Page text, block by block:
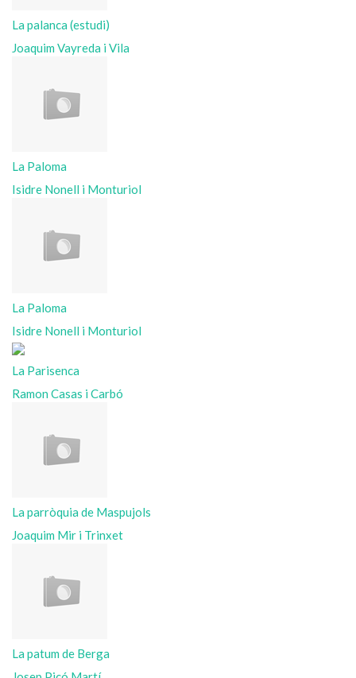
La palanca (estudi)
Joaquim Vayreda i Vila
La Paloma
Isidre Nonell i Monturiol
La Paloma
Isidre Nonell i Monturiol
La Parisenca
Ramon Casas i Carbó
La parròquia de Maspujols
Joaquim Mir i Trinxet
La patum de Berga